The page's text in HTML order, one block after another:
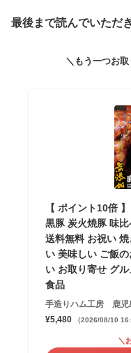
最後まで読んでいただ
＼もう一つお
【 ポイント10倍
黒豚 炭火焼豚 味
送料無料 お祝い
い 美味しい ご飯
い お取り寄せ グ
食品
手造りハム工房 鹿児
¥5,480
（2026/08/10
＼